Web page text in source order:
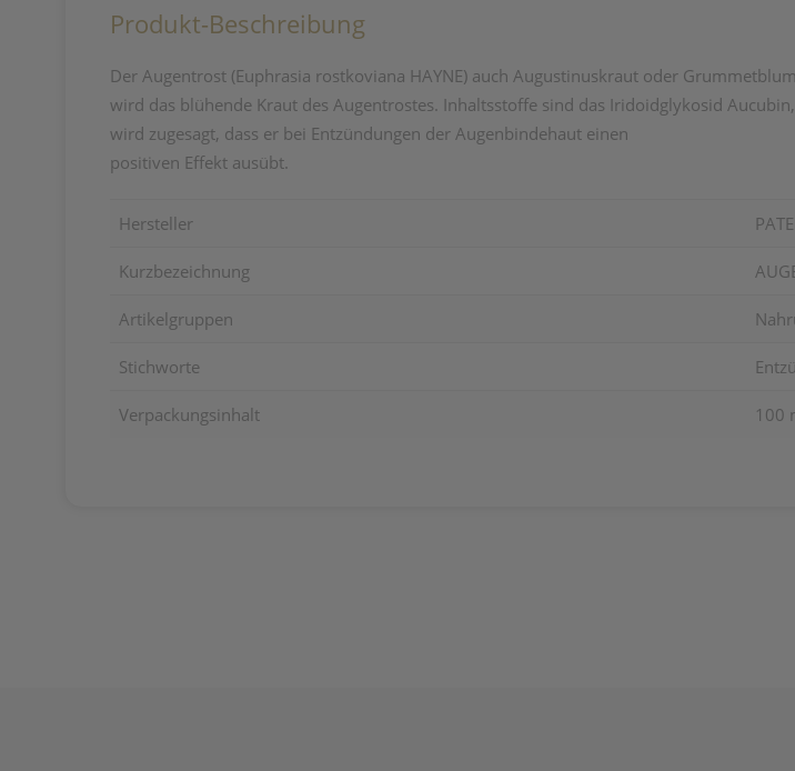
Produkt-Beschreibung
Der Augentrost (Euphrasia rostkoviana HAYNE) auch Augustinuskraut oder
wird das blühende Kraut des Augentrostes. Inhaltsstoffe sind das Iridoidglykosid
wird zugesagt, dass er bei Entzündungen der Augenbindehaut einen
positiven Effekt ausübt.
Hersteller
Kurzbezeichnung
Artikelgruppen
Stichworte
Verpackungsinhalt 100